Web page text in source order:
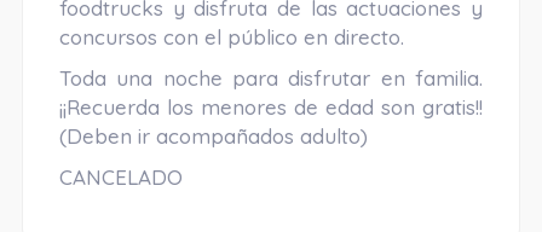
foodtrucks y disfruta de las actuaciones y
concursos con el público en directo.
Toda una noche para disfrutar en familia.
¡¡Recuerda los menores de edad son gratis!!
(Deben ir acompañados adulto)
CANCELADO